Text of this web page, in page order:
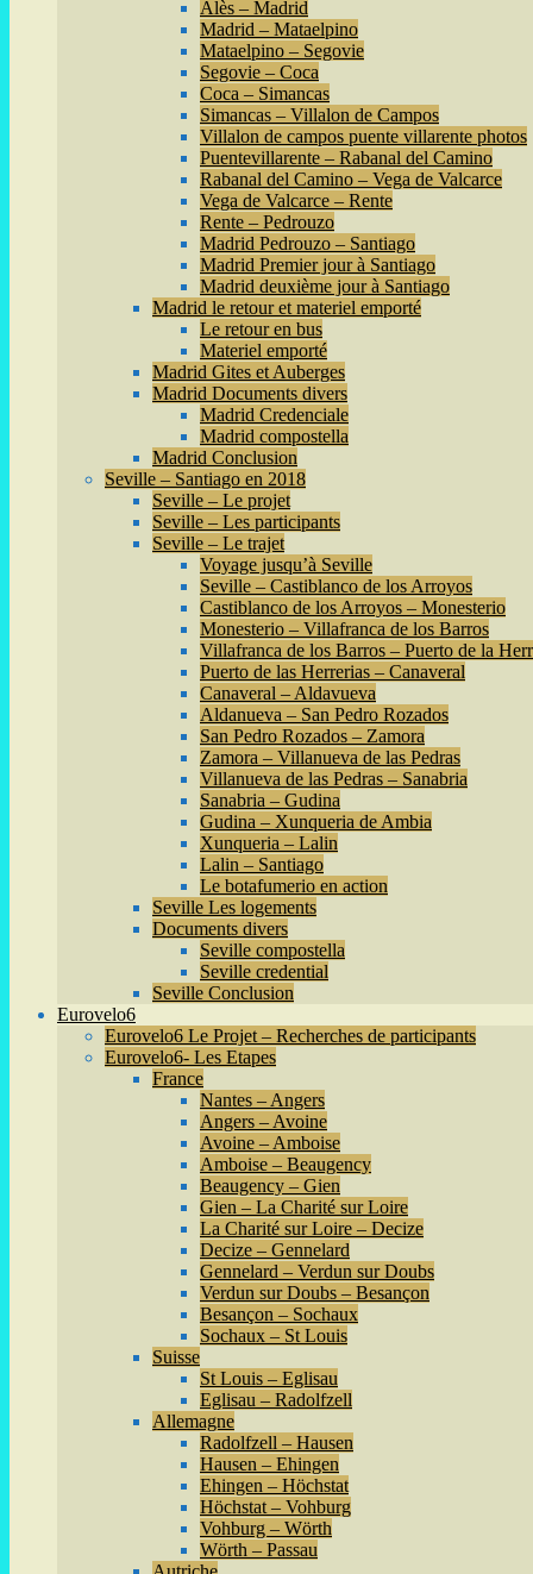
Alès – Madrid
Madrid – Mataelpino
Mataelpino – Segovie
Segovie – Coca
Coca – Simancas
Simancas – Villalon de Campos
Villalon de campos puente villarente photos
Puentevillarente – Rabanal del Camino
Rabanal del Camino – Vega de Valcarce
Vega de Valcarce – Rente
Rente – Pedrouzo
Madrid Pedrouzo – Santiago
Madrid Premier jour à Santiago
Madrid deuxième jour à Santiago
Madrid le retour et materiel emporté
Le retour en bus
Materiel emporté
Madrid Gites et Auberges
Madrid Documents divers
Madrid Credenciale
Madrid compostella
Madrid Conclusion
Seville – Santiago en 2018
Seville – Le projet
Seville – Les participants
Seville – Le trajet
Voyage jusqu’à Seville
Seville – Castiblanco de los Arroyos
Castiblanco de los Arroyos – Monesterio
Monesterio – Villafranca de los Barros
Villafranca de los Barros – Puerto de la
Puerto de las Herrerias – Canaveral
Canaveral – Aldavueva
Aldanueva – San Pedro Rozados
San Pedro Rozados – Zamora
Zamora – Villanueva de las Pedras
Villanueva de las Pedras – Sanabria
Sanabria – Gudina
Gudina – Xunqueria de Ambia
Xunqueria – Lalin
Lalin – Santiago
Le botafumerio en action
Seville Les logements
Documents divers
Seville compostella
Seville credential
Seville Conclusion
Eurovelo6
Eurovelo6 Le Projet – Recherches de participants
Eurovelo6- Les Etapes
France
Nantes – Angers
Angers – Avoine
Avoine – Amboise
Amboise – Beaugency
Beaugency – Gien
Gien – La Charité sur Loire
La Charité sur Loire – Decize
Decize – Gennelard
Gennelard – Verdun sur Doubs
Verdun sur Doubs – Besançon
Besançon – Sochaux
Sochaux – St Louis
Suisse
St Louis – Eglisau
Eglisau – Radolfzell
Allemagne
Radolfzell – Hausen
Hausen – Ehingen
Ehingen – Höchstat
Höchstat – Vohburg
Vohburg – Wörth
Wörth – Passau